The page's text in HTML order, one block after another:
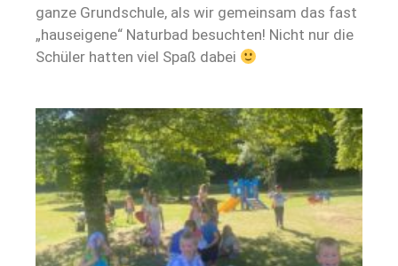
ganze Grundschule, als wir gemeinsam das fast
„hauseigene“ Naturbad besuchten! Nicht nur die
Schüler hatten viel Spaß dabei